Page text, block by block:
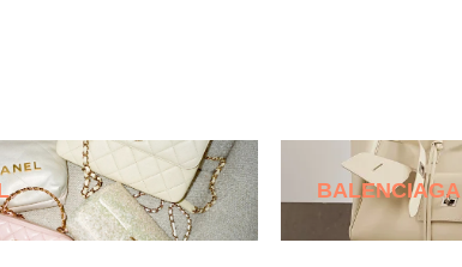
BALENCIAGA